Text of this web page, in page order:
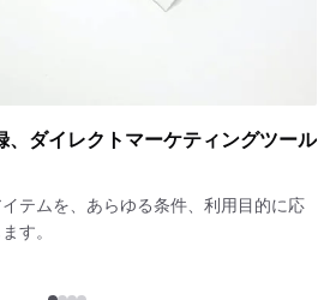
、ダイレクトマーケティングツール
テムを、あらゆる条件、利用目的に応
す。